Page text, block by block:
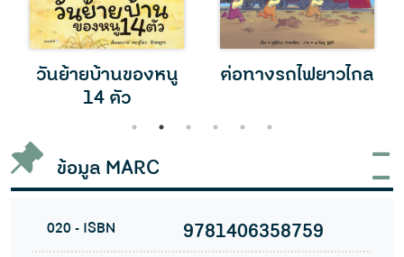
วันย้ายบ้านของหนู
14 ตัว
ต่อทางรถไฟยาวไกล
1 2 3 4 5 6
ข้อมูล MARC
020 - ISBN 9781406358759